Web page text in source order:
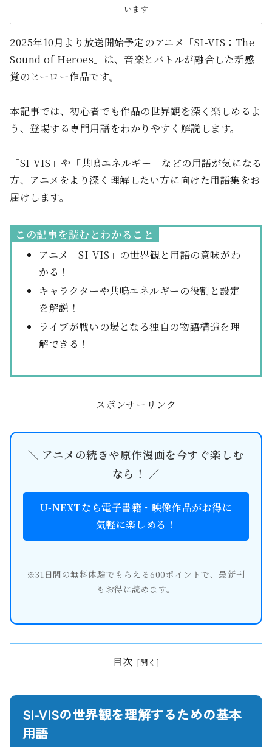
います
2025年10月より放送開始予定のアニメ「SI-VIS：The
Sound of Heroes」は、音楽とバトルが融合した新感
覚のヒーロー作品です。
本記事では、初心者でも作品の世界観を深く楽しめるよ
う、登場する専門用語をわかりやすく解説します。
「SI-VIS」や「共鳴エネルギー」などの用語が気になる
方、アニメをより深く理解したい方に向けた用語集をお
届けします。
この記事を読むとわかること
アニメ「SI-VIS」の世界観と用語の意味がわ
かる！
キャラクターや共鳴エネルギーの役割と設定
を解説！
ライブが戦いの場となる独自の物語構造を理
解できる！
スポンサーリンク
＼ アニメの続きや原作漫画を今すぐ楽しむ
なら！ ／
U-NEXTなら電子書籍・映像作品がお得に
気軽に楽しめる！
※31日間の無料体験でもらえる600ポイントで、最新刊
もお得に読めます。
目次
SI-VISの世界観を理解するための基本
用語